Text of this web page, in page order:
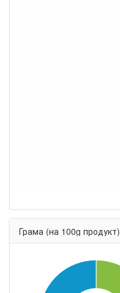
Грама (на 100g продукт)